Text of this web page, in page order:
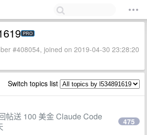
PRO
#408054, joined on 2019-04-30 23:28:20
Switch topics list
帖送 100 美金 Claude Code
475